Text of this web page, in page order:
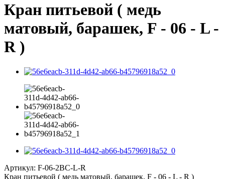
Кран питьевой ( медь
матовый, барашек, F - 06 - L -
R )
Артикул: F-06-2BC-L-R
Кран питьевой ( медь матовый, барашек, F - 06 - L - R )